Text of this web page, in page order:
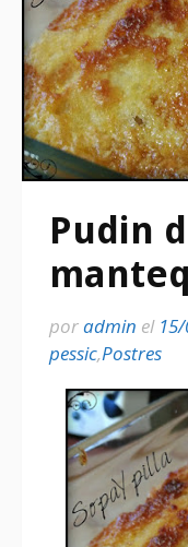
Pudin
poradmin el
pessic,Postres